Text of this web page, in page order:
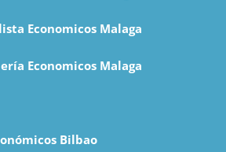
Economicos Malaga
Economicos Malaga
Bilbao